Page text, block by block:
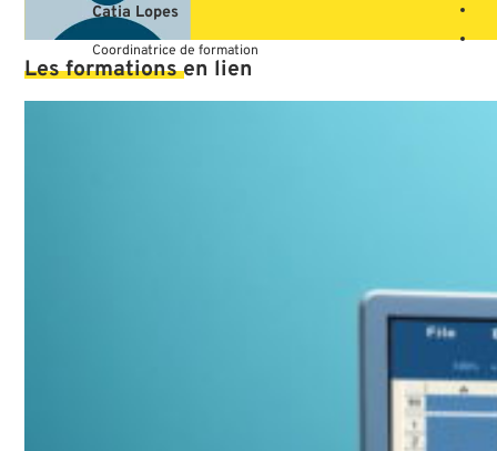
Catia Lopes
Coordinatrice de formation
Les formations en lien